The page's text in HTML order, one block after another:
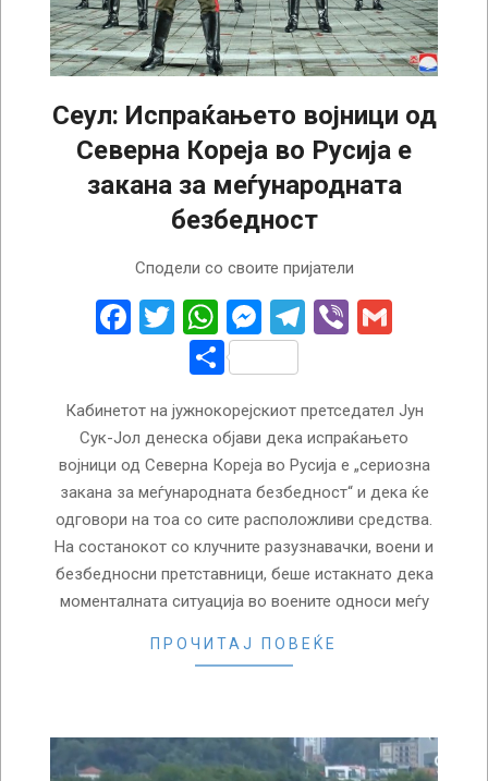
Сеул: Испраќањето војници од
Северна Кореја во Русија е
закана за меѓународната
безбедност
Сподели со своите пријатели
Facebook
Twitter
WhatsApp
Messenger
Telegram
Viber
Share
Кабинетот на јужнокорејскиот претседател Јун
Сук-Јол денеска објави дека испраќањето
војници од Северна Кореја во Русија е „сериозна
закана за меѓународната безбедност“ и дека ќе
одговори на тоа со сите расположливи средства.
На состанокот со клучните разузнавачки, воени и
безбедносни претставници, беше истакнато дека
моменталната ситуација во воените односи меѓу
ПРОЧИТАЈ ПОВЕЌЕ